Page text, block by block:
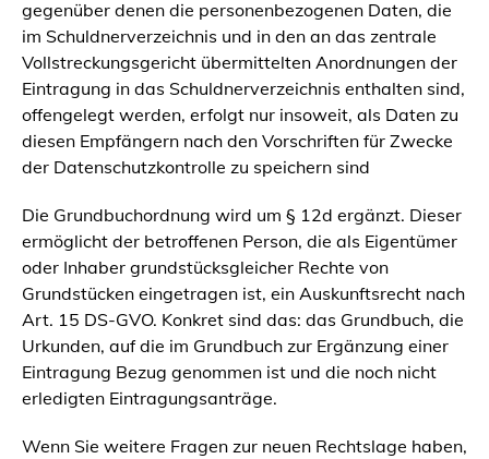
gegenüber denen die personenbezogenen Daten, die
im Schuldnerverzeichnis und in den an das zentrale
Vollstreckungsgericht übermittelten Anordnungen der
Eintragung in das Schuldnerverzeichnis enthalten sind,
offengelegt werden, erfolgt nur insoweit, als Daten zu
diesen Empfängern nach den Vorschriften für Zwecke
der Datenschutzkontrolle zu speichern sind
Die Grundbuchordnung wird um § 12d ergänzt. Dieser
ermöglicht der betroffenen Person, die als Eigentümer
oder Inhaber grundstücksgleicher Rechte von
Grundstücken eingetragen ist, ein Auskunftsrecht nach
Art. 15 DS-GVO. Konkret sind das: das Grundbuch, die
Urkunden, auf die im Grundbuch zur Ergänzung einer
Eintragung Bezug genommen ist und die noch nicht
erledigten Eintragungsanträge.
Wenn Sie weitere Fragen zur neuen Rechtslage haben,